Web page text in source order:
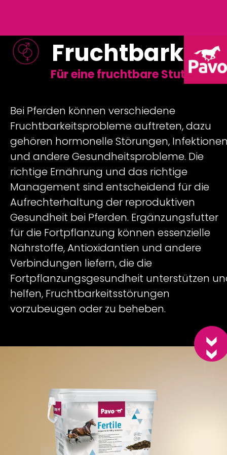
Fruchtbarkeit
Für eine fruchtbare Stute
Bei Pferden können verschiedene
Fruchtbarkeitsprobleme auftreten, dazu
gehören hormonelle Störungen,
und andere Gesundheitsprobleme. Die
richtige Ernährung und das richtige
Management sind entscheidend für die
Aufrechterhaltung der reproduktiven
Gesundheit bei Pferden. Ergänzungsfutter
für die Fortpflanzung können essenzielle
Nährstoffe, Antioxidantien und andere
Verbindungen liefern, die die
Fortpflanzungsgesundheit unterstützen
helfen, Fruchtbarkeitsstörungen
vorzubeugen oder zu beheben.